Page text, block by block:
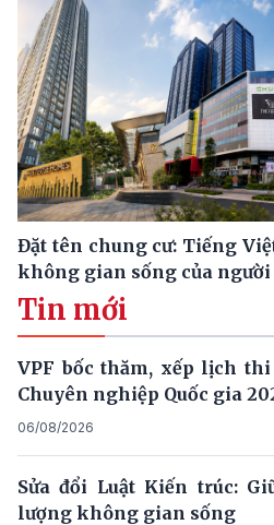
Đặt tên chung cư: Tiếng
không gian sống của người
Tin mới
VPF bốc thăm, xếp lịch
Chuyên nghiệp Quốc gia
06/08/2026
Sửa đổi Luật Kiến trúc:
lượng không gian sống